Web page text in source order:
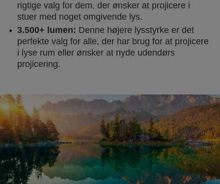
rigtige valg for dem, der ønsker at projicere i
stuer med noget omgivende lys.
3.500+ lumen: Denne højere lysstyrke er det
perfekte valg for alle, der har brug for at projicere
i lyse rum eller ønsker at nyde udendørs
projicering.